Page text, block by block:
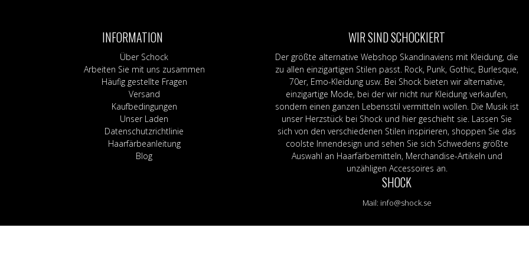
Nietenarmband
Nieten
Taschen & Geldbörsen
Stoffabzeichen / Aufnäher
Stecknadeln
Leder-/veganes Armband &
Nieten
Stecknadeln
ROT
Schwarz
Gelb
INFORMATION
Über Schock
Arbeiten Sie mit uns zusammen
Häufig gestellte Fragen
Versand
Kaufbedingungen
Unser Laden
Datenschutzrichtlinie
Haarfärbeanleitung
Blog
WIR SIND SCHOCKIERT
Der größte alternative Webshop Skandinaviens mit Kleidung, die
zu allen einzigartigen Stilen passt. Rock, Punk, Gothic, Burlesque,
70er, Emo-Kleidung usw. Bei Shock bieten wir alternative,
einzigartige Mode, bei der wir nicht nur Kleidung verkaufen,
sondern einen ganzen Lebensstil vermitteln wollen. Die Musik ist
unser Herzstück bei Shock und hier geschieht sie. Lassen Sie
sich von den verschiedenen Stilen inspirieren, shoppen Sie das
coolste Innendesign und sehen Sie sich Schwedens größte
Auswahl an Haarfärbemitteln, Merchandise-Artikeln und
unzähligen Accessoires an.
SHOCK
Mail: info@shock.se